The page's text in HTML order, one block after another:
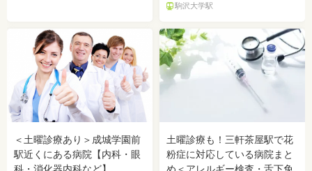
駒沢大学駅
＜土曜診療あり＞成城学園前
駅近くにある病院【内科・眼
土曜診療も！三軒茶屋駅で花
粉症に対応している病院まと